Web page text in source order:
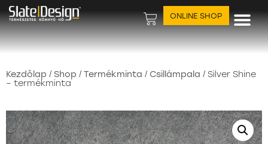
ONLINE SHOP
Kezdőlap / Shop / Termékminta / Csillámpala / Silver Shine
– termékminta